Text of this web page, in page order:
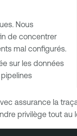
Nous
de concentrer
mal configurés.
sur les données
assurance la
privilège tout au